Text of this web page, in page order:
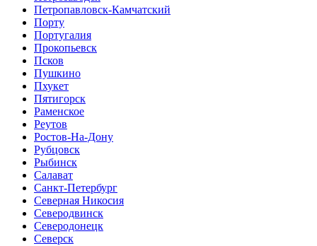
Петропавловск-Камчатский
Порту
Португалия
Прокопьевск
Псков
Пушкино
Пхукет
Пятигорск
Раменское
Реутов
Ростов-На-Дону
Рубцовск
Рыбинск
Салават
Санкт-Петербург
Северная Никосия
Северодвинск
Северодонецк
Северск